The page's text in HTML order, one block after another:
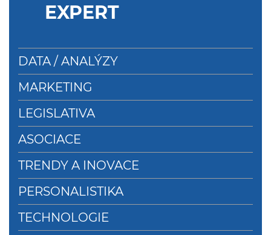
EXPERT
DATA / ANALÝZY
MARKETING
LEGISLATIVA
ASOCIACE
TRENDY A INOVACE
PERSONALISTIKA
TECHNOLOGIE